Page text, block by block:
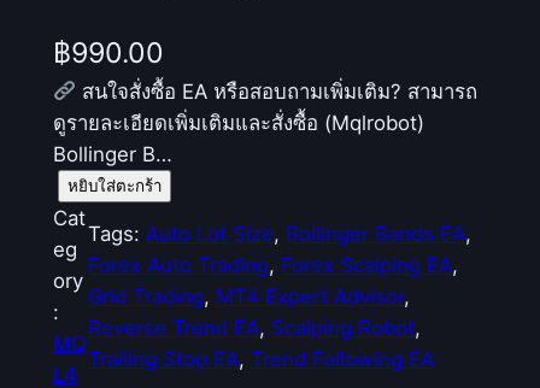
฿990.00
สนใจสั่งซื้อ EA หรือสอบถามเพิ่มเติม? สามารถ
ดูรายละเอียดเพิ่มเติมและสั่งซื้อ (Mqlrobot)
Bollinger B…
จำ
น
ว
น
(
M
q
หยิบใส่ตะกร้า
Cat
eg
ory
:
MQ
L4
Tags: Auto Lot Size, Bollinger Bands EA
Forex Auto Trading, Forex Scalping EA
Grid Trading, MT4 Expert Advisor
Reverse Trend EA, Scalping Robot
Trailing Stop EA, Trend Following EA